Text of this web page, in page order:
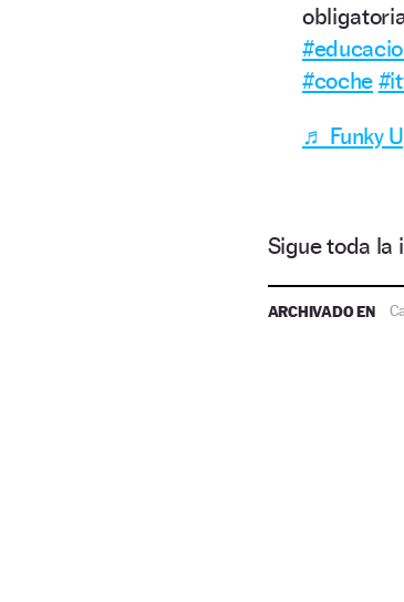
#coche
♬ Funky
Sigue toda la
ARCHIVADO EN